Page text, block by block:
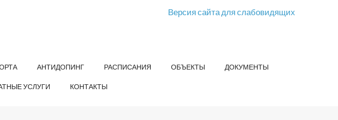
Версия сайта для слабовидящих
АНТИДОПИНГ РАСПИСАНИЯ ОБЪЕКТЫ ДОКУМЕНТЫ
УСЛУГИ КОНТАКТЫ